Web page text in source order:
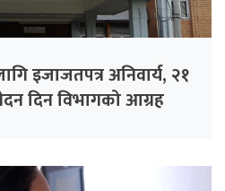
इजाजतपत्र अनिवार्य, २१
दिन विभागको आग्रह